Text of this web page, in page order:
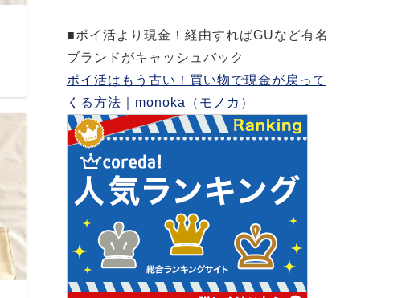
■ポイ活より現金！経由すればGUなど有名
ブランドがキャッシュバック
ポイ活はもう古い！買い物で現金が戻って
くる方法｜monoka（モノカ）